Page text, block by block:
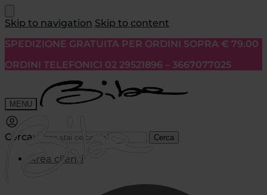
Skip to navigation Skip to content
SPEDIZIONE GRATUITA PER ORDINI SOPRA € 79.00
ORDINI TELEFONICI 02 29521896 – 3667077025
MENU
Cerca: Cerca
Area clienti